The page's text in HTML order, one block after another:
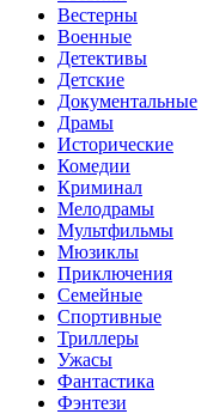
Вестерны
Военные
Детективы
Детские
Документальные
Драмы
Исторические
Комедии
Криминал
Мелодрамы
Мультфильмы
Мюзиклы
Приключения
Семейные
Спортивные
Триллеры
Ужасы
Фантастика
Фэнтези